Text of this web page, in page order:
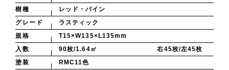
樹種
レッド・パイン
グレード
ラスティック
規格
T15×W135×L135mm
入数
90枚/1.64㎡ 右45枚/左45枚
塗装
RMC11色